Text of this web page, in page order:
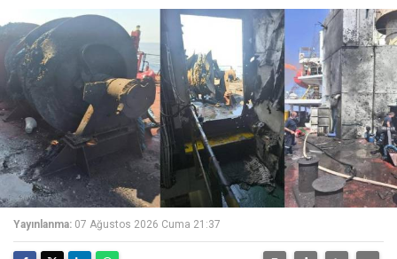
Yayınlanma: 07 Ağustos 2026 Cuma 21:37